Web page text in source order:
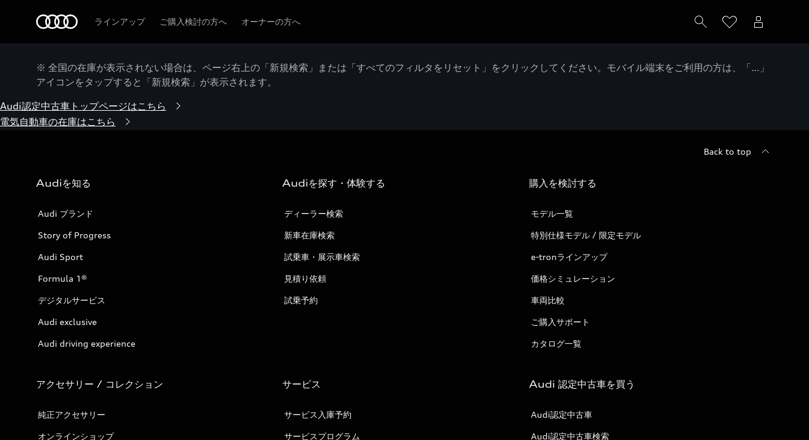
ラインアップ ご購入検討の方へ オーナーの方へ
※ 全国の在庫が表示されない場合は、ページ右上の「新規検索」または「すべてのフィルタをリセット」をクリックしてください。モバイル端末をご利用の方は、「…」
アイコンをタップすると「新規検索」が表示されます。
Audi認定中古車トップページはこちら
電気自動車の在庫はこちら
Back to top
Audiを知る
Audi ブランド
Story of Progress
Audi Sport
Formula 1®
デジタルサービス
Audi exclusive
Audi driving experience
Audiを探す・体験する
ディーラー検索
新車在庫検索
試乗車・展示車検索
見積り依頼
試乗予約
購入を検討する
モデル一覧
特別仕様モデル / 限定モデル
e-tronラインアップ
価格シミュレーション
車両比較
ご購入サポート
カタログ一覧
アクセサリー / コレクション
純正アクセサリー
オンラインショップ
サービス
サービス入庫予約
サービスプログラム
Audi 認定中古車を買う
Audi認定中古車
Audi認定中古車検索